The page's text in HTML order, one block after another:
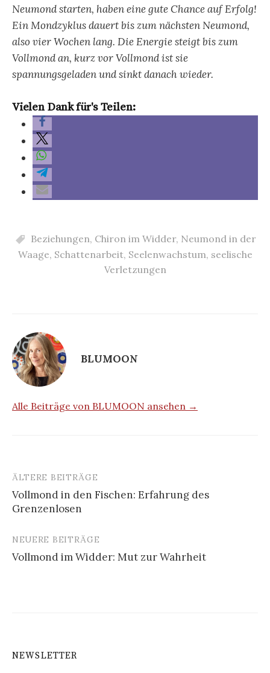
Neumond starten, haben eine gute Chance auf Erfolg!
Ein Mondzyklus dauert bis zum nächsten Neumond,
also vier Wochen lang. Die Energie steigt bis zum
Vollmond an, kurz vor Vollmond ist sie
spannungsgeladen und sinkt danach wieder.
Vielen Dank für's Teilen:
Beziehungen, Chiron im Widder, Neumond in der
Waage, Schattenarbeit, Seelenwachstum, seelische
Verletzungen
BLUMOON
Alle Beiträge von BLUMOON ansehen →
Beitragsnavigation
ÄLTERE BEITRÄGE
Vollmond in den Fischen: Erfahrung des
Grenzenlosen
NEUERE BEITRÄGE
Vollmond im Widder: Mut zur Wahrheit
NEWSLETTER